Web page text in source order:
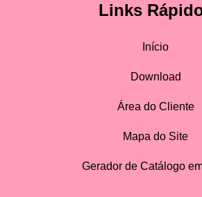
Links
Início
Download
Área do Cliente
Mapa do Site
Gerador de Catálogo